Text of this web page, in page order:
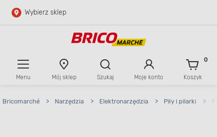
Przejdź do głównej zawartości
Wybierz sklep
Menu Mój sklep Szukaj Moje konto Koszyk
0
Bricomarché > Narzędzia > Elektronarzędzia > Piły i pilarki >